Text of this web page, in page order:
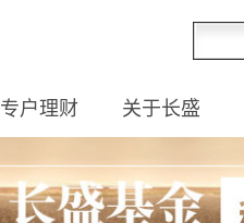
专户理财 关于长盛